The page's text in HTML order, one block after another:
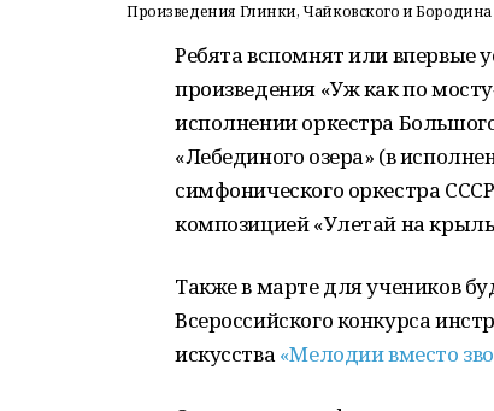
Произведения Глинки, Чайковского и
Ребята вспомнят или
произведения «Уж как по
исполнении оркестра
«Лебединого озера» (в
симфонического оркестра
композицией «Улетай на
Также в марте для учеников
Всероссийского конкурса
искусства «Мелодии вместо